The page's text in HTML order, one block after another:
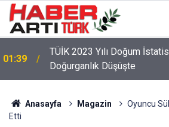
01:39
TÜİK 2023 Yılı Doğum
Doğurganlık Düşüşte
Anasayfa Magazin
Oyuncu
Etti